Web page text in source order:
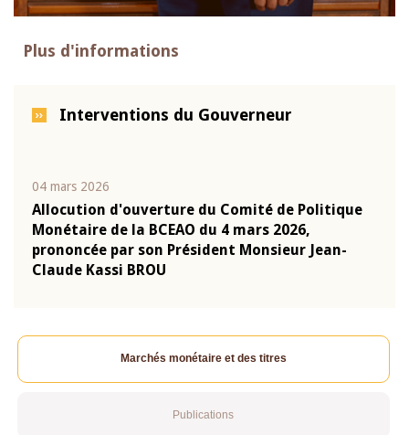
Plus d'informations
Interventions du Gouverneur
04 mars 2026
Allocution d'ouverture du Comité de Politique
Monétaire de la BCEAO du 4 mars 2026,
prononcée par son Président Monsieur Jean-
Claude Kassi BROU
Marchés monétaire et des titres
Publications